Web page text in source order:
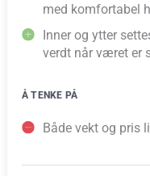
med komfortabel
Inner og ytter
verdt når været er
Å TENKE PÅ
Både vekt og pris